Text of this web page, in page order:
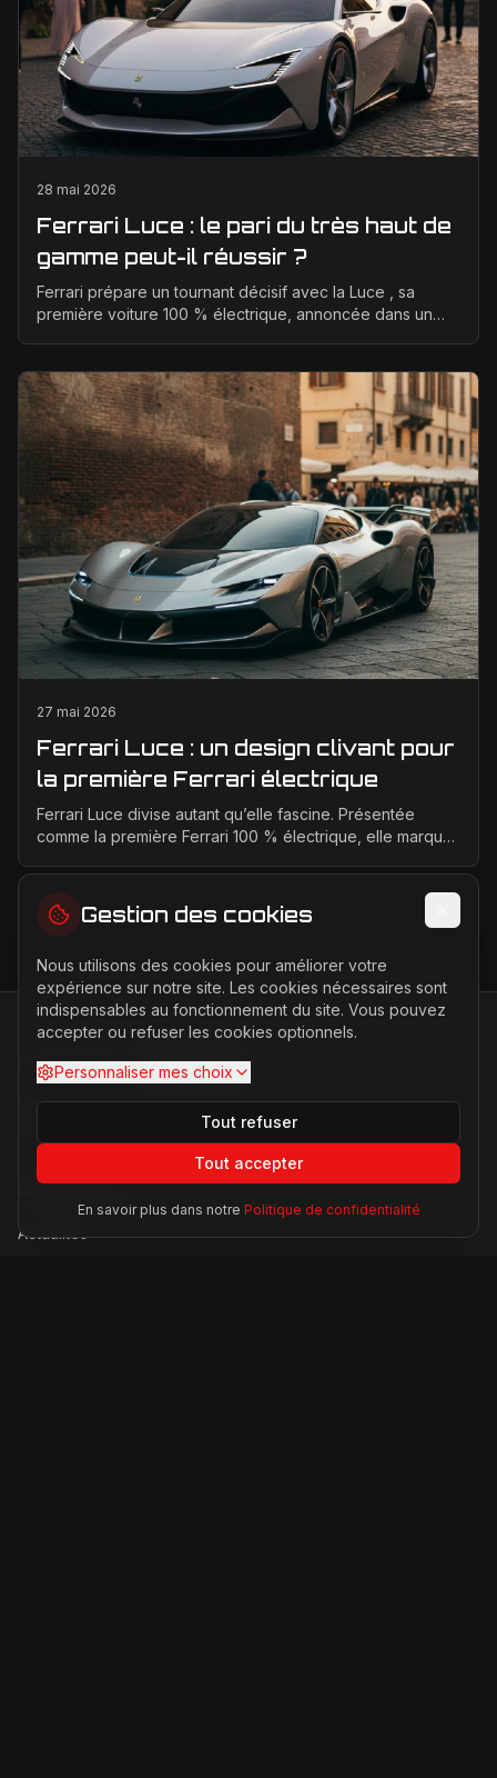
28 mai 2026
Ferrari Luce : le pari du très haut de
gamme peut-il réussir ?
Ferrari prépare un tournant décisif avec la Luce , sa
première voiture 100 % électrique, annoncée dans un
27 mai 2026
Ferrari Luce : un design clivant pour
la première Ferrari électrique
Ferrari Luce divise autant qu’elle fascine. Présentée
comme la première Ferrari 100 % électrique, elle marque
FERRARI PASSION
Votre source d'actualités sur l'univers Ferrari. F1, nouveaux
modèles, histoire légendaire.
Catégories
Actualités
Gestion des cookies
Nous utilisons des cookies pour améliorer votre
expérience sur notre site. Les cookies nécessaires sont
indispensables au fonctionnement du site. Vous pouvez
accepter ou refuser les cookies optionnels.
Personnaliser mes choix
Tout refuser
Tout accepter
En savoir plus dans notre Politique de confidentialité